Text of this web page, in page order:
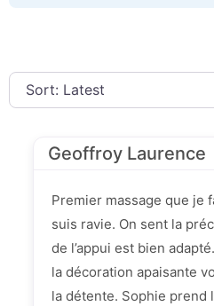
Geoffroy Laurence
Premier massage que je
suis ravie. On sent la
de l’appui est bien
la décoration apaisante
la détente. Sophie prend